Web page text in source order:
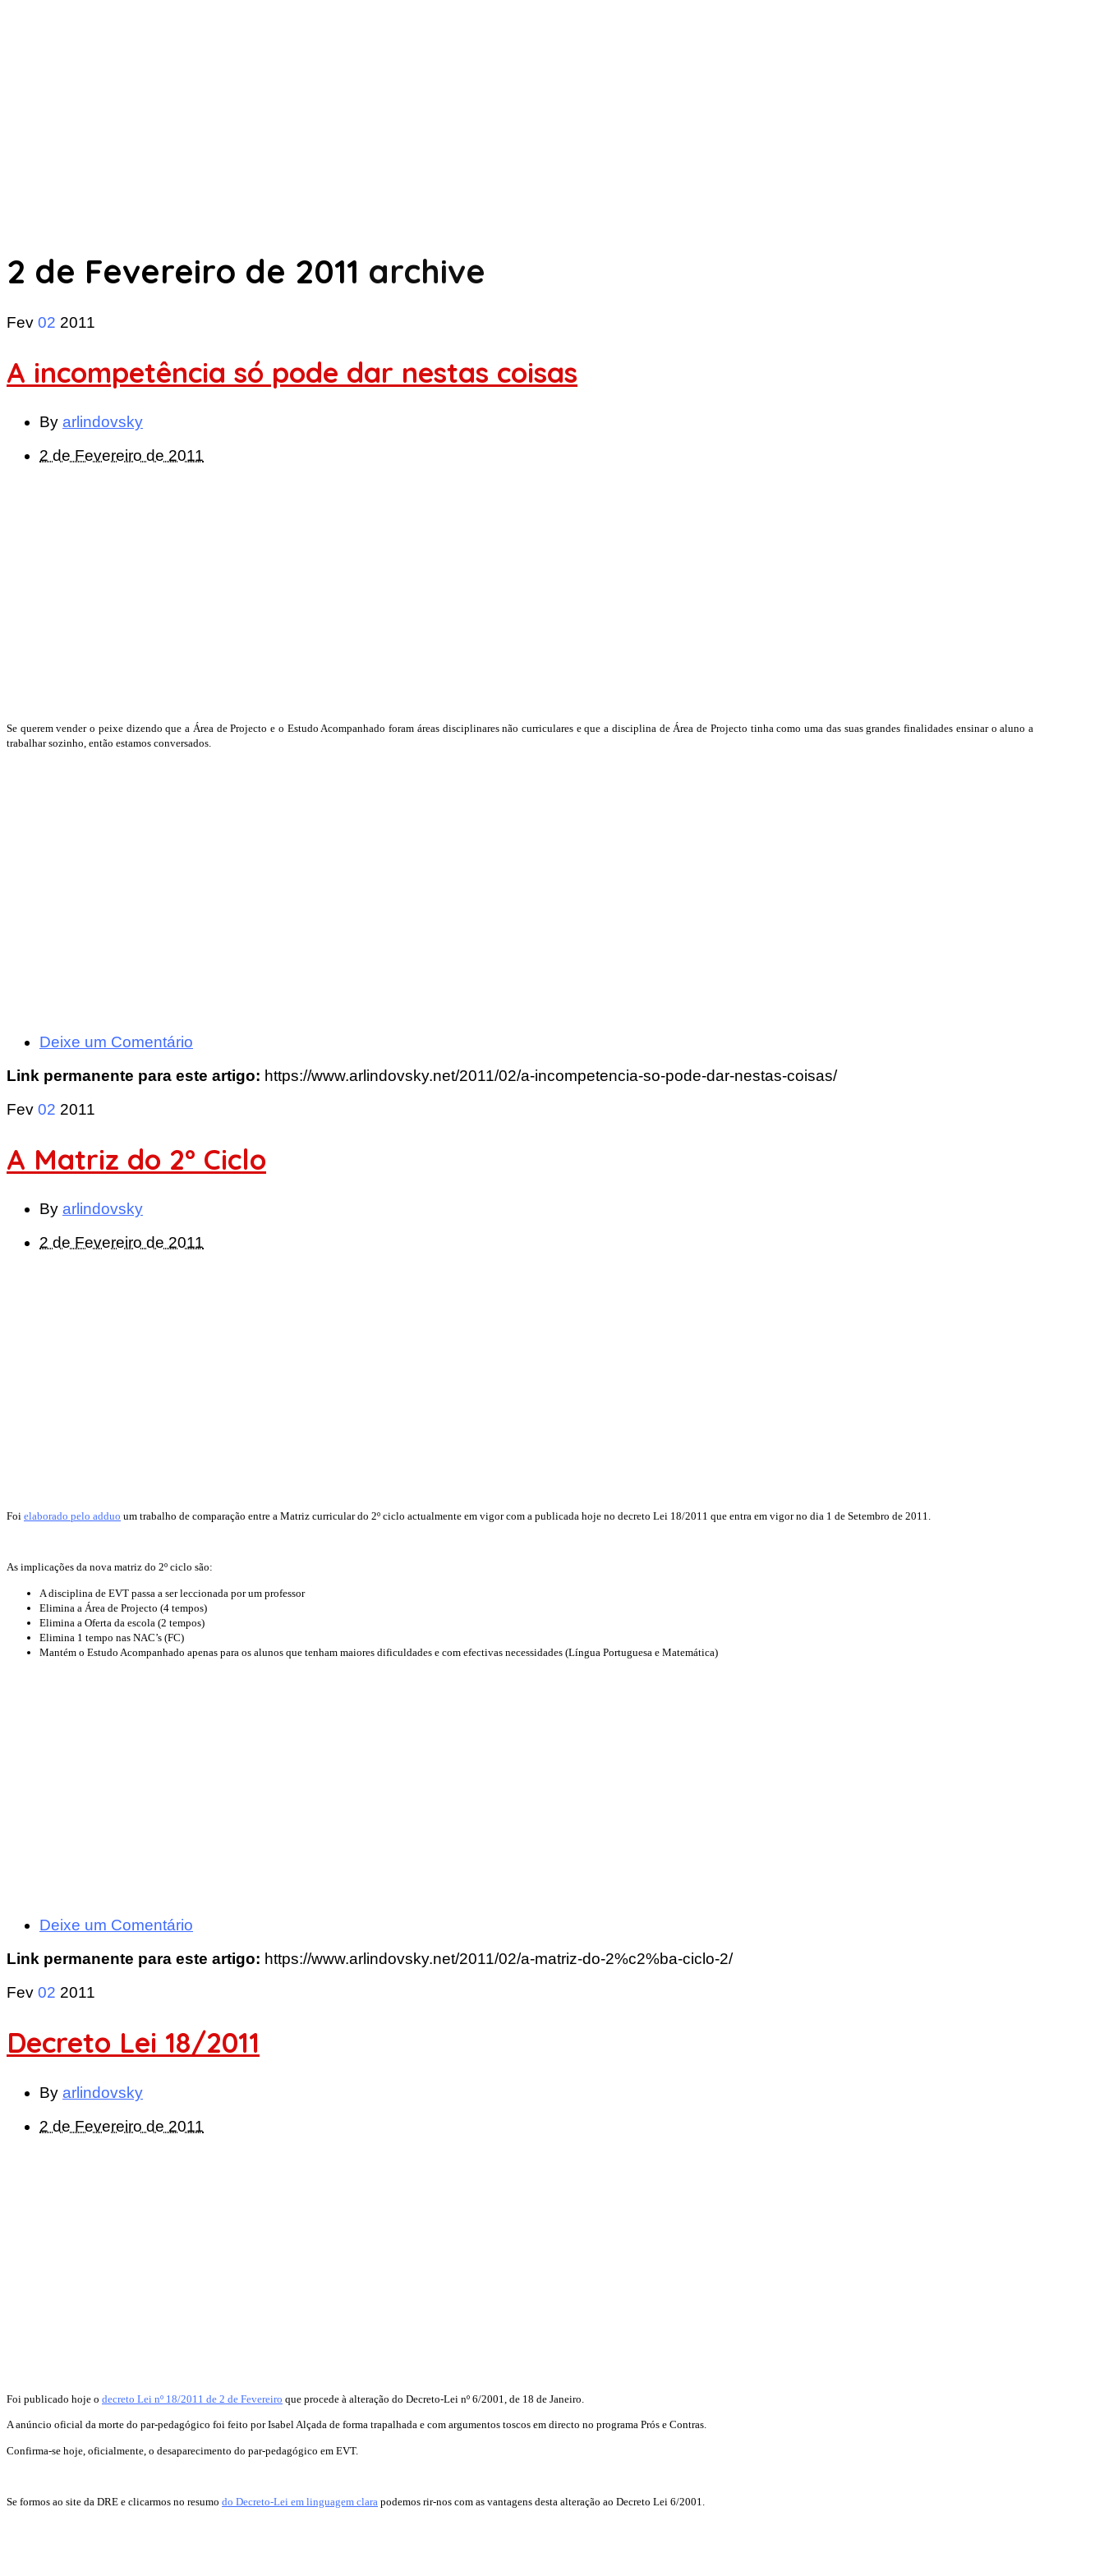
2 de Fevereiro de 2011 archive
Fev 02 2011
A incompetência só pode dar nestas coisas
By arlindovsky
2 de Fevereiro de 2011
Se querem vender o peixe dizendo que a Área de Projecto e o Estudo Acompanhado foram áreas disciplinares não curriculares e que a disciplina de Área de Projecto tinha como uma das suas grandes finalidades ensinar o aluno a
trabalhar sozinho, então estamos conversados.
Deixe um Comentário
Link permanente para este artigo: https://www.arlindovsky.net/2011/02/a-incompetencia-so-pode-dar-nestas-coisas/
Fev 02 2011
A Matriz do 2º Ciclo
By arlindovsky
2 de Fevereiro de 2011
Foi elaborado pelo adduo um trabalho de comparação entre a Matriz curricular do 2º ciclo actualmente em vigor com a publicada hoje no decreto Lei 18/2011 que entra em vigor no dia 1 de Setembro de 2011.
As implicações da nova matriz do 2º ciclo são:
A disciplina de EVT passa a ser leccionada por um professor
Elimina a Área de Projecto (4 tempos)
Elimina a Oferta da escola (2 tempos)
Elimina 1 tempo nas NAC’s (FC)
Mantém o Estudo Acompanhado apenas para os alunos que tenham maiores dificuldades e com efectivas necessidades (Língua Portuguesa e Matemática)
Deixe um Comentário
Link permanente para este artigo: https://www.arlindovsky.net/2011/02/a-matriz-do-2%c2%ba-ciclo-2/
Fev 02 2011
Decreto Lei 18/2011
By arlindovsky
2 de Fevereiro de 2011
Foi publicado hoje o decreto Lei nº 18/2011 de 2 de Fevereiro que procede à alteração do Decreto-Lei nº 6/2001, de 18 de Janeiro.
A anúncio oficial da morte do par-pedagógico foi feito por Isabel Alçada de forma trapalhada e com argumentos toscos em directo no programa Prós e Contras.
Confirma-se hoje, oficialmente, o desaparecimento do par-pedagógico em EVT.
Se formos ao site da DRE e clicarmos no resumo do Decreto-Lei em linguagem clara podemos rir-nos com as vantagens desta alteração ao Decreto Lei 6/2001.